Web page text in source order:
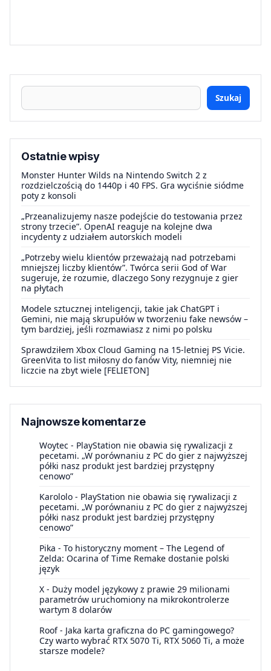
Szukaj
Ostatnie wpisy
Monster Hunter Wilds na Nintendo Switch 2 z
rozdzielczością do 1440p i 40 FPS. Gra wyciśnie siódme
poty z konsoli
„Przeanalizujemy nasze podejście do testowania przez
strony trzecie”. OpenAI reaguje na kolejne dwa
incydenty z udziałem autorskich modeli
„Potrzeby wielu klientów przeważają nad potrzebami
mniejszej liczby klientów”. Twórca serii God of War
sugeruje, że rozumie, dlaczego Sony rezygnuje z gier
na płytach
Modele sztucznej inteligencji, takie jak ChatGPT i
Gemini, nie mają skrupułów w tworzeniu fake newsów –
tym bardziej, jeśli rozmawiasz z nimi po polsku
Sprawdziłem Xbox Cloud Gaming na 15-letniej PS Vicie.
GreenVita to list miłosny do fanów Vity, niemniej nie
liczcie na zbyt wiele [FELIETON]
Najnowsze komentarze
Woytec - PlayStation nie obawia się rywalizacji z
pecetami. „W porównaniu z PC do gier z najwyższej
półki nasz produkt jest bardziej przystępny
cenowo”
Karololo - PlayStation nie obawia się rywalizacji z
pecetami. „W porównaniu z PC do gier z najwyższej
półki nasz produkt jest bardziej przystępny
cenowo”
Pika - To historyczny moment – The Legend of
Zelda: Ocarina of Time Remake dostanie polski
język
X - Duży model językowy z prawie 29 milionami
parametrów uruchomiony na mikrokontrolerze
wartym 8 dolarów
Roof- Jaka karta graficzna do PC gamingowego?
Czy warto wybrać RTX 5070 Ti, RTX 5060 Ti, a może
starsze modele?